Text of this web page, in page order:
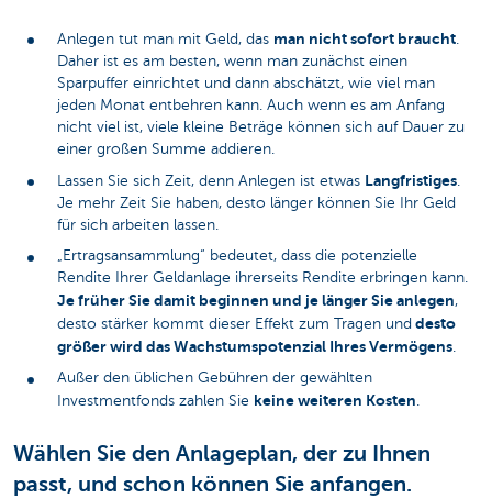
Anlegen tut man mit Geld, das man nicht sofort braucht.
Daher ist es am besten, wenn man zunächst einen
Sparpuffer einrichtet und dann abschätzt, wie viel man
jeden Monat entbehren kann. Auch wenn es am Anfang
nicht viel ist, viele kleine Beträge können sich auf Dauer zu
einer großen Summe addieren.
Lassen Sie sich Zeit, denn Anlegen ist etwas Langfristiges.
Je mehr Zeit Sie haben, desto länger können Sie Ihr Geld
für sich arbeiten lassen.
„Ertragsansammlung“ bedeutet, dass die potenzielle
Rendite Ihrer Geldanlage ihrerseits Rendite erbringen kann.
Je früher Sie damit beginnen und je länger Sie anlegen,
desto stärker kommt dieser Effekt zum Tragen und desto
größer wird das Wachstumspotenzial Ihres Vermögens.
Außer den üblichen Gebühren der gewählten
Investmentfonds zahlen Sie keine weiteren Kosten.
Wählen Sie den Anlageplan, der zu Ihnen
passt, und schon können Sie anfangen.